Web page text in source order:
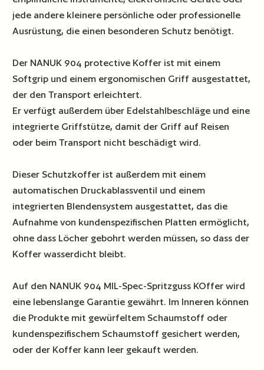
jede andere kleinere persönliche oder professionelle
Ausrüstung, die einen besonderen Schutz benötigt.
Der NANUK 904 protective Koffer ist mit einem
Softgrip und einem ergonomischen Griff ausgestattet,
der den Transport erleichtert.
Er verfügt außerdem über Edelstahlbeschläge und eine
integrierte Griffstütze, damit der Griff auf Reisen
oder beim Transport nicht beschädigt wird.
Dieser Schutzkoffer ist außerdem mit einem
automatischen Druckablassventil und einem
integrierten Blendensystem ausgestattet, das die
Aufnahme von kundenspezifischen Platten ermöglicht,
ohne dass Löcher gebohrt werden müssen, so dass der
Koffer wasserdicht bleibt.
Auf den NANUK 904 MIL-Spec-Spritzguss KOffer wird
eine lebenslange Garantie gewährt. Im Inneren können
die Produkte mit gewürfeltem Schaumstoff oder
kundenspezifischem Schaumstoff gesichert werden,
oder der Koffer kann leer gekauft werden.